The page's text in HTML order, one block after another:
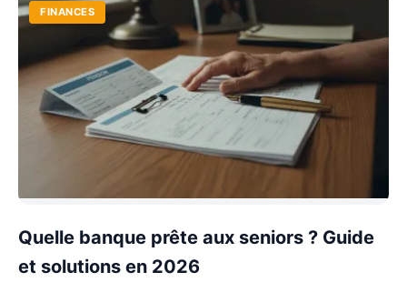
FINANCES
Quelle banque prête aux seniors ? Guide
et solutions en 2026